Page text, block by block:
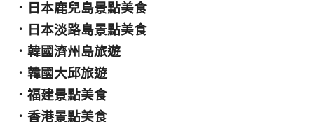
． 日本鹿兒島景點美食
． 日本淡路島景點美食
． 韓國濟州島旅遊
． 韓國大邱旅遊
． 福建景點美食
． 香港景點美食